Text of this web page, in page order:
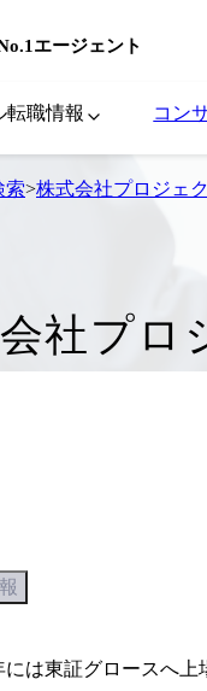
エージェント
転職情報 コン
索>株式会社プロジェ
社プロ
には東証グロースへ